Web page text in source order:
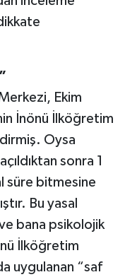
Ekim
İnönü İlköğretim
Oysa
sonra 1
süre bitmesine
Bu yasal
bana psikolojik
İlköğretim
uygulanan “saf